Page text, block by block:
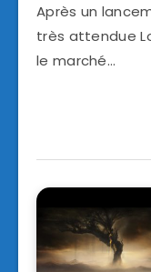
Après un
très attendue
le marché…